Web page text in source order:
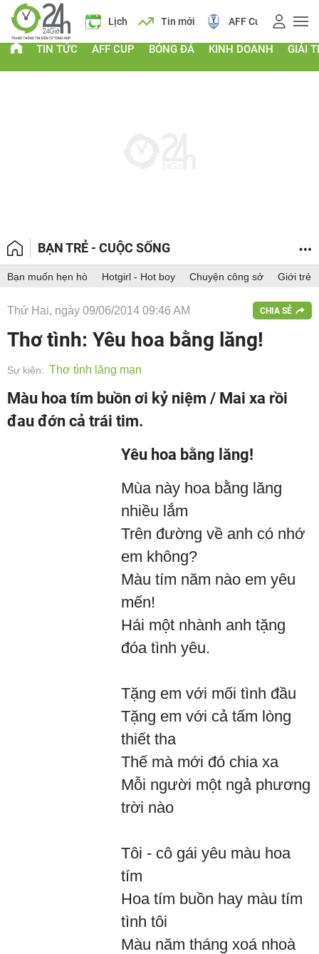
Lịch Tin mới AFF Cup Giá vàng
TIN TỨC AFF CUP BÓNG ĐÁ KINH DOANH GIẢI
BẠN TRẺ - CUỘC SỐNG
Bạn muốn hẹn hò Hotgirl - Hot boy Chuyện công sở Giới trẻ
Thứ Hai, ngày 09/06/2014 09:46 AM CHIA SẺ
Thơ tình: Yêu hoa bằng lăng!
Sự kiện: Thơ tình lãng mạn
Màu hoa tím buồn ơi kỷ niệm / Mai xa rồi
đau đớn cả trái tim.
Yêu hoa bằng lăng!
Mùa này hoa bằng lăng
nhiều lắm
Trên đường về anh có nhớ
em không?
Màu tím năm nào em yêu
mến!
Hái một nhành anh tặng
đóa tình yêu.
Tặng em với mối tình đầu
Tặng em với cả tấm lòng
thiết tha
Thế mà mới đó chia xa
Mỗi người một ngả phương
trời nào
Tôi - cô gái yêu màu hoa
tím
Hoa tím buồn hay màu tím
tình tôi
Màu năm tháng xoá nhoà